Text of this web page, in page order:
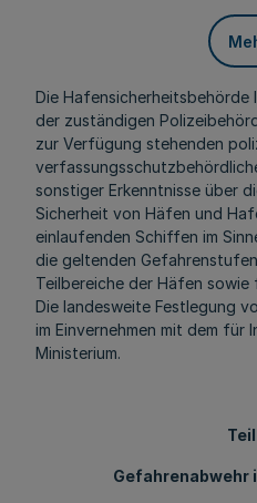
Die Hafensicherheitsbehörde
der zuständigen
zur Verfügung stehenden
sonstiger Erkenntnisse über
Sicherheit von Häfen und
einlaufenden Schiffen im
die geltenden
Teilbereiche der Häfen
Die landesweite Festlegung
im Einvernehmen mit dem für
Ministerium.
Gefahrenabwehr